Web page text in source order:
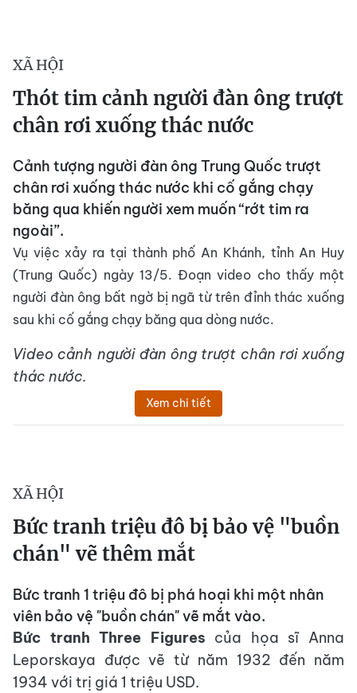
XÃ HỘI
Thót tim cảnh người đàn ông trượt
chân rơi xuống thác nước
Cảnh tượng người đàn ông Trung Quốc trượt
chân rơi xuống thác nước khi cố gắng chạy
băng qua khiến người xem muốn “rớt tim ra
ngoài”.
Vụ việc xảy ra tại thành phố An Khánh, tỉnh An Huy
(Trung Quốc) ngày 13/5. Đoạn video cho thấy một
người đàn ông bất ngờ bị ngã từ trên đỉnh thác xuống
sau khi cố gắng chạy băng qua dòng nước.
Video cảnh người đàn ông trượt chân rơi xuống
thác nước.
Xem chi tiết
XÃ HỘI
Bức tranh triệu đô bị bảo vệ "buồn
chán" vẽ thêm mắt
Bức tranh 1 triệu đô bị phá hoại khi một nhân
viên bảo vệ "buồn chán" vẽ mắt vào.
Bức tranh Three Figures của họa sĩ Anna
Leporskaya được vẽ từ năm 1932 đến năm
1934 với trị giá 1 triệu USD.